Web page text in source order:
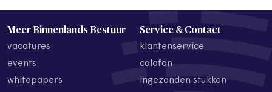
Meer Binnenlands Bestuur
vacatures
events
whitepapers
Service & Contact
klantenservice
colofon
ingezonden stukken